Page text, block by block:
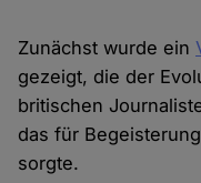
Zunächst wurde ein
gezeigt, die der
britischen
das für
sorgte.